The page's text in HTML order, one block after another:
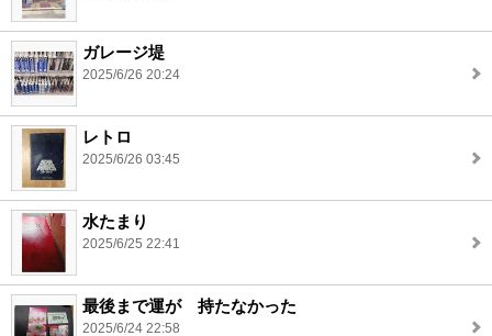
ガレージ堤
2025/6/26 20:24
レトロ
2025/6/26 03:45
水たまり
2025/6/25 22:41
最後まで運が 持たなかった
2025/6/24 22:58